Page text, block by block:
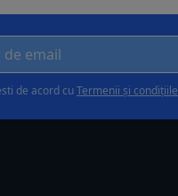
de acord cuTermenii și condițiile